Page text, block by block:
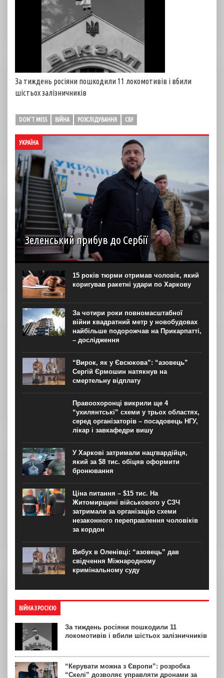
За тиждень росіяни пошкодили 11 локомотивів і вбили
шістьох залізничників
DON'T MISS ВІЙНА РОЗСЛІДУВАННЯ СБУ
УКРАЇНА
Зеленський прибув до Сербії
Президент України Володимир Зеленський прибув до
Сербії разом із делегацією. Під час візиту він планує
провести переговори з президентом Александром
Вучичем та прем’єр-міністром Джуро Мацутом. Про це
Зеленський повідомив...
15 років тюрми отримав чоловік, який
коригував ракетні удари по Харкову
За чотири роки повномасштабної
війни квадратний метр у новобудовах
найбільше подорожчав на Прикарпатті,
– дослідження
“Вирок, як у Євсюкова”: “азовець”
Сергій Єрмошин натякнув на
смертельну відплату
Правоохоронці викрили ще 4
“ухилянтські” схеми у трьох областях,
серед організаторів – посадовець НГУ,
лікар і завкафедри вишу
У Харкові затримали нацгвардійця,
який за $8 тис. обіцяв оформити
бронювання
Ціна питання – $15 тис. На
Житомирщині військового у СЗЧ
затримали за організацію схеми
незаконного переправлення чоловіків
за кордон
Вибух в Оленівці: “азовець” дав
свідчення Міжнародному
кримінальному суду
ВІЙНА З РОСІЄЮ
За тиждень росіяни пошкодили 11
локомотивів і вбили шістьох залізничників
“Керувати можна з Європи”: розробка
“Скелі” дозволяє управляти дронами за